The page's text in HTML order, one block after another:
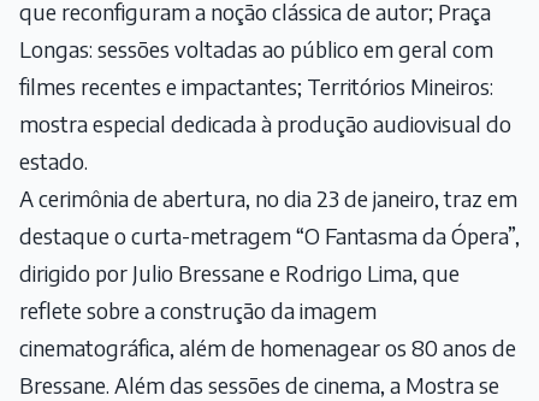
que reconfiguram a noção clássica de autor; Praça
Longas: sessões voltadas ao público em geral com
filmes recentes e impactantes; Territórios Mineiros:
mostra especial dedicada à produção audiovisual do
estado.
A cerimônia de abertura, no dia 23 de janeiro, traz em
destaque o curta-metragem “O Fantasma da Ópera”,
dirigido por Julio Bressane e Rodrigo Lima, que
reflete sobre a construção da imagem
cinematográfica, além de homenagear os 80 anos de
Bressane. Além das sessões de cinema, a Mostra se